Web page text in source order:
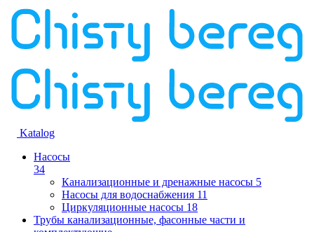
Katalog
Насосы
34
Канализационные и дренажные насосы 5
Насосы для водоснабжения 11
Циркуляционные насосы 18
Трубы канализационные, фасонные части и